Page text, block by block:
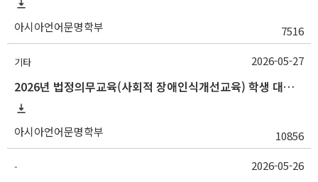
아시아언어문명학부 7516
기타
2026년 법정의무교육(사회적 장애인식개선교육) 학생 대상 온라인 콘텐츠 변경 안내
아시아언어문명학부 10856
2026-05-27
- 2026-05-26